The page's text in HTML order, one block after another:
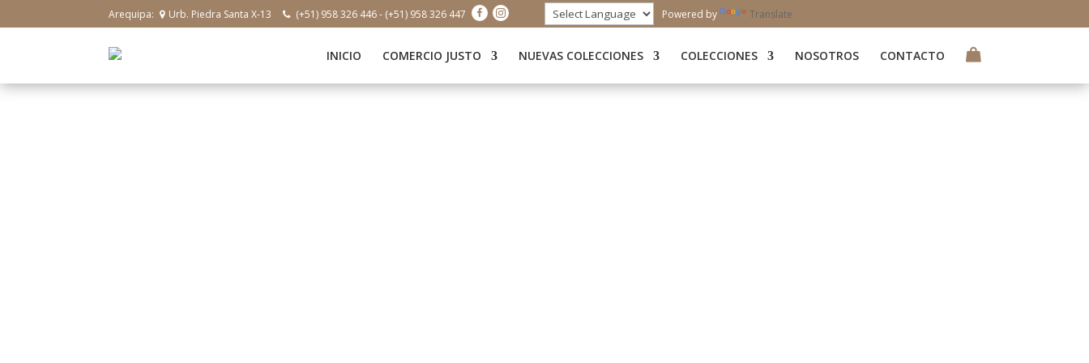
Arequipa: Urb. Piedra Santa X-13 (+51) 958 326 446 - (+51) 958 326 447 Powered by Translate
INICIO COMERCIO JUSTO NUEVAS COLECCIONES COLECCIONES NOSOTROS CONTACTO